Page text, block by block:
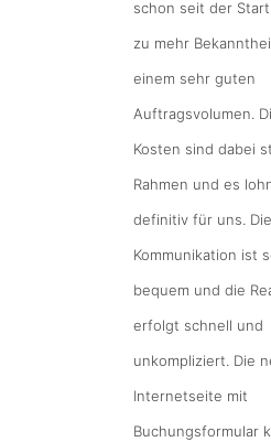
schon seit der
zu mehr
einem sehr guten
Auftragsvolumen.
Kosten sind dabei
Rahmen und es
definitiv für uns. Die
Kommunikation ist
bequem und die
erfolgt schnell und
unkompliziert. Die
Internetseite mit
Buchungsformular